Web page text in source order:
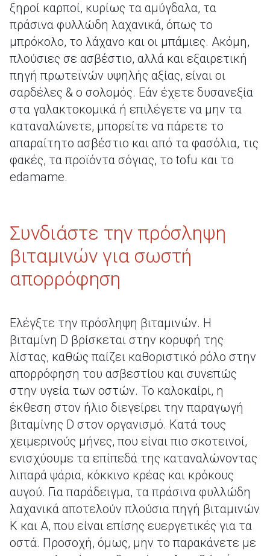
ξηροί καρποί, κυρίως τα αμύγδαλα, τα
πράσινα φυλλώδη λαχανικά, όπως το
μπρόκολο, το λάχανο και οι μπάμιες. Ακόμη,
πλούσιες σε ασβέστιο, αλλά και εξαιρετική
πηγή πρωτεϊνών υψηλής αξίας, είναι οι
σαρδέλες & ο σολομός. Εάν έχετε δυσανεξία
στα γαλακτοκομικά ή επιλέγετε να μην τα
καταναλώνετε, μπορείτε να πάρετε το
απαραίτητο ασβέστιο και από τα φασόλια, τις
φακές, τα προϊόντα σόγιας, το tofu και το
edamame.
Συνδιάστε την πρόσληψη
βιταμινών για σωστή
απορρόφηση
Ελέγξτε την πρόσληψη βιταμινών. Η
βιταμίνη D βρίσκεται στην κορυφή της
λίστας, καθώς παίζει καθοριστικό ρόλο στην
απορρόφηση του ασβεστίου και συνεπώς
στην υγεία των οστών. Το καλοκαίρι, η
έκθεση στον ήλιο διεγείρει την παραγωγή
βιταμίνης D στον οργανισμό. Κατά τους
χειμερινούς μήνες, που είναι πιο σκοτεινοί,
ενισχύουμε τα επίπεδά της καταναλώνοντας
λιπαρά ψάρια, κόκκινο κρέας και κρόκους
αυγού. Για παράδειγμα, τα πράσινα φυλλώδη
λαχανικά αποτελούν πλούσια πηγή βιταμινών
Κ και Α, που είναι επίσης ευεργετικές για τα
οστά. Προσοχή, όμως, μην το παρακάνετε με